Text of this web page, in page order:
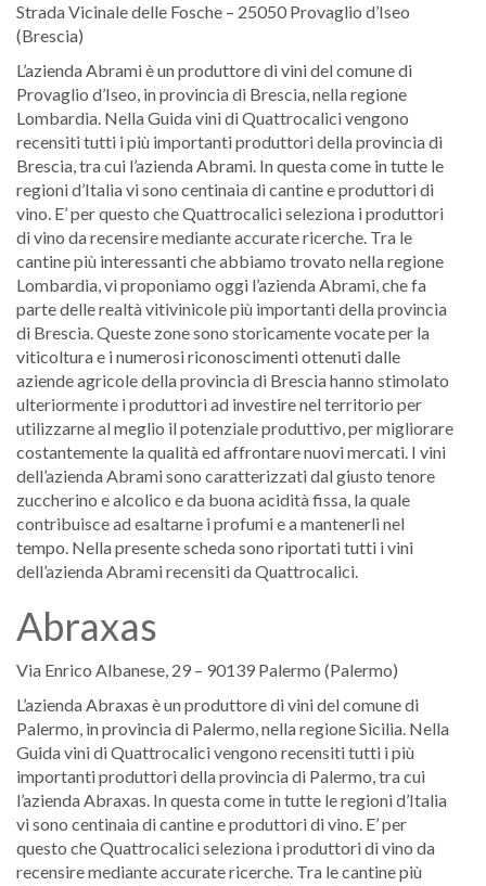
Strada Vicinale delle Fosche – 25050 Provaglio d’Iseo
(Brescia)
L’azienda Abrami è un produttore di vini del comune di
Provaglio d’Iseo, in provincia di Brescia, nella regione
Lombardia. Nella Guida vini di Quattrocalici vengono
recensiti tutti i più importanti produttori della provincia di
Brescia, tra cui l’azienda Abrami. In questa come in tutte le
regioni d’Italia vi sono centinaia di cantine e produttori di
vino. E’ per questo che Quattrocalici seleziona i produttori
di vino da recensire mediante accurate ricerche. Tra le
cantine più interessanti che abbiamo trovato nella regione
Lombardia, vi proponiamo oggi l’azienda Abrami, che fa
parte delle realtà vitivinicole più importanti della provincia
di Brescia. Queste zone sono storicamente vocate per la
viticoltura e i numerosi riconoscimenti ottenuti dalle
aziende agricole della provincia di Brescia hanno stimolato
ulteriormente i produttori ad investire nel territorio per
utilizzarne al meglio il potenziale produttivo, per migliorare
costantemente la qualità ed affrontare nuovi mercati. I vini
dell’azienda Abrami sono caratterizzati dal giusto tenore
zuccherino e alcolico e da buona acidità fissa, la quale
contribuisce ad esaltarne i profumi e a mantenerli nel
tempo. Nella presente scheda sono riportati tutti i vini
dell’azienda Abrami recensiti da Quattrocalici.
Abraxas
Via Enrico Albanese, 29 – 90139 Palermo (Palermo)
L’azienda Abraxas è un produttore di vini del comune di
Palermo, in provincia di Palermo, nella regione Sicilia. Nella
Guida vini di Quattrocalici vengono recensiti tutti i più
importanti produttori della provincia di Palermo, tra cui
l’azienda Abraxas. In questa come in tutte le regioni d’Italia
vi sono centinaia di cantine e produttori di vino. E’ per
questo che Quattrocalici seleziona i produttori di vino da
recensire mediante accurate ricerche. Tra le cantine più